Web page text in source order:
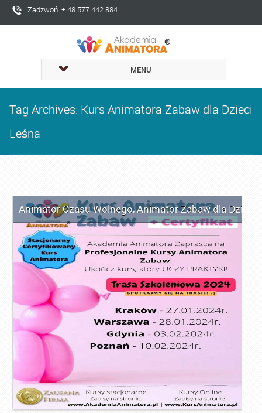
Zadzwoń + 48 577 442 884
MENU
Tag Archives: Kurs Animatora Zabaw dla Dzieci
Leśna
Animator Czasu Wolnego,Animator Zabaw dla Dzieci